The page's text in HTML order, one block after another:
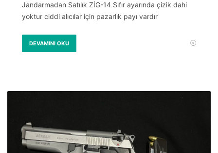
Jandarmadan Satılık ZİG-14 Sıfır ayarında çizik dahi
yoktur ciddi alıcılar için pazarlık payı vardır
DEVAMINI OKU